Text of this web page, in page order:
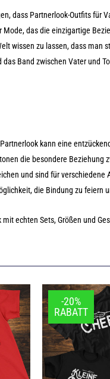
dass Partnerlook-Outfits für
Mode, das die einzigartige
wissen zu lassen, dass man
Band zwischen Vater und
kann eine
die besondere Beziehung
und sind für
die Bindung zu feiern
echten Sets, Größen und
-20%
RABATT